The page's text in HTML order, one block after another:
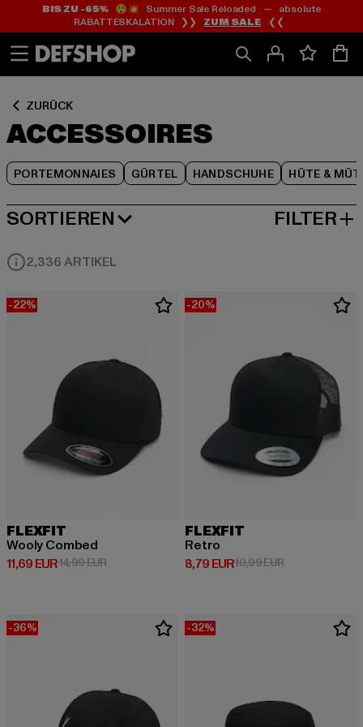
Zum
Inhalt
springen
Zum
Fußzeile
springen
BIS ZU -65%😲💥 Summer Sale Reloaded — absolute
RABATTESKALATION ❯❯ ZUM SALE ❮❮
ZURÜCK
ACCESSOIRES
PORTEMONNAIES GÜRTEL HANDSCHUHE HÜTE &
Zum
Produktraster
springen
SORTIEREN
BELIEBTESTE FILTER
2,336 ARTIKEL
-22%
FLEXFIT
Wooly Combed
11,69 EUR
Derzeitiger Preis: 11,69 EUR
14,99 EURAktionspreis: 14,99 EUR
-20%
FLEXFIT
Retro
8,79 EUR
Derzeitiger Preis: 8,79 EUR
10,99 EURAktionspreis:
-36% -32%